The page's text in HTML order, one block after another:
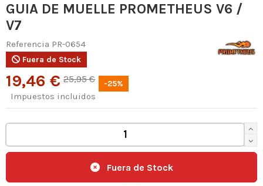
GUIA DE MUELLE PROMETHEUS V6 /
V7
Referencia PR-0654
Fuera de Stock
19,46 € 25,95 € -25%
Impuestos incluidos
Fuera de Stock